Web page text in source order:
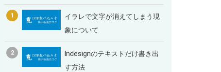
1
イラレで文字が消えてしまう現
象について
2
Indesignのテキストだけ書き出
す方法